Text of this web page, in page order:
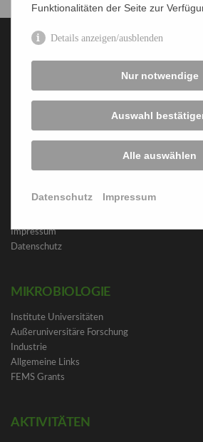
VAAM Ziele
Ehrenmitglieder
Impressum
Datenschutz
MIKROBIOLOGIE
Institute Universitäten
Außeruniversitäre Forschung
Industrie
Allgemeine Links
FEMS Grants
AKTIVITÄTEN
Funktionalitäten der Seite zur
Details anzeigen/ausblenden
Nur notwendige
Auswahl
Alle auswählen
Datenschutz Impressum